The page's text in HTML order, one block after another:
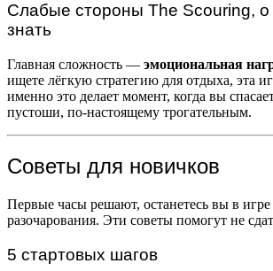
Слабые стороны The Scouring, о
знать
Главная сложность — эмоциональная
ищете лёгкую стратегию для отдыха, эта
именно это делает момент, когда вы
пустоши, по-настоящему трогательным.
Советы для новичков
Первые часы решают, останетесь вы в игре
разочарования. Эти советы помогут не
5 стартовых шагов